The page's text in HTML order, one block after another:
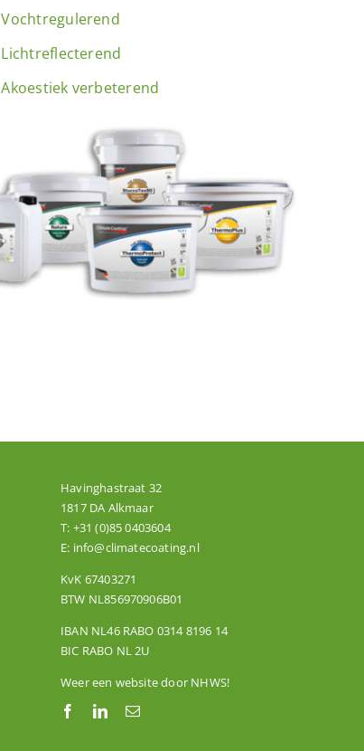
Vochtregulerend
Lichtreflecterend
Akoestiek verbeterend
Havinghastraat 32
1817 DA Alkmaar
T: +31 (0)85 0403604
E: info@climatecoating.nl
KvK 67403271
BTW NL856970906B01
IBAN NL46 RABO 0314 8196 14
BIC RABO NL 2U
Weer een website door NHWS!